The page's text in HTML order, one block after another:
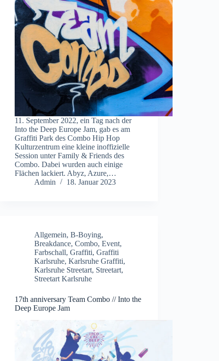
11. September 2022, ein Tag nach der
Into the Deep Europe Jam, gab es am
Graffiti Park des Combo Hip Hop
Kulturzentrum eine kleine inoffizielle
Session unter Family & Friends des
Combo. Dabei wurden auch einige
Flächen lackiert. Abyz, Azure,…
Admin
18. Januar 2023
Allgemein, B-Boying,
Breakdance, Combo, Event,
Farbschall, Graffiti, Graffiti
Karlsruhe, Karlsruhe Graffiti,
Karlsruhe Streetart, Streetart,
Streetart Karlsruhe
17th anniversary Team Combo // Into the
Deep Europe Jam